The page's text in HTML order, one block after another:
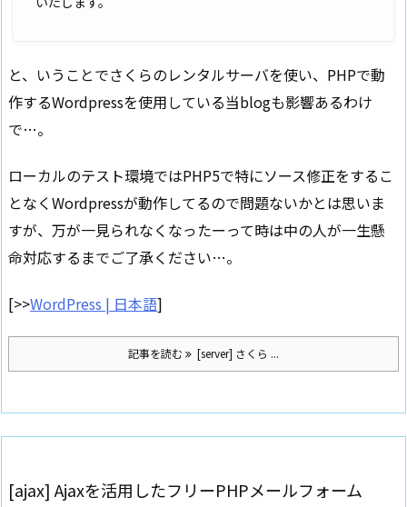
と、いうことでさくらのレンタルサーバを使い、PHPで動
作するWordpressを使用している当blogも影響あるわけ
で…。
ローカルのテスト環境ではPHP5で特にソース修正をするこ
となくWordpressが動作してるので問題ないかとは思いま
すが、万が一見られなくなったーって時は中の人が一生懸
命対応するまでご了承ください…。
[>>WordPress | 日本語]
記事を読む [server] さくら ...
[ajax] Ajaxを活用したフリーPHPメールフォーム